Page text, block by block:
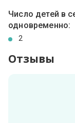
Число детей в
одновременно:
2
Отзывы